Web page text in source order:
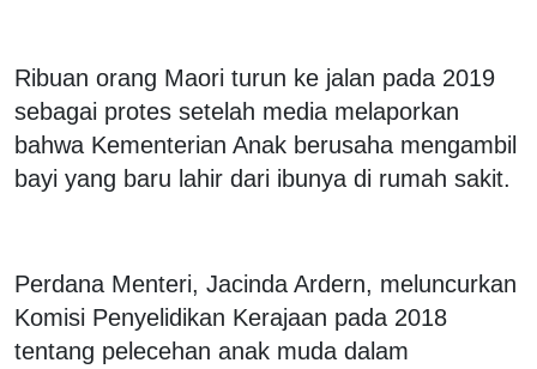
Ribuan orang Maori turun ke jalan pada 2019
sebagai protes setelah media melaporkan
bahwa Kementerian Anak berusaha mengambil
bayi yang baru lahir dari ibunya di rumah sakit.
Perdana Menteri, Jacinda Ardern, meluncurkan
Komisi Penyelidikan Kerajaan pada 2018
tentang pelecehan anak muda dalam